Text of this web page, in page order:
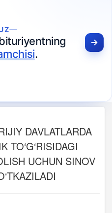
.
DAVLATLARDA
TO‘G‘RISIDAGI
UCHUN SINOV